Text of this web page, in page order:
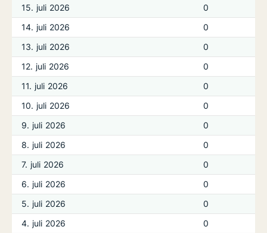
15. juli 2026
0
14. juli 2026
0
13. juli 2026
0
12. juli 2026
0
11. juli 2026
0
10. juli 2026
0
9. juli 2026
0
8. juli 2026
0
7. juli 2026
0
6. juli 2026
0
5. juli 2026
0
4. juli 2026
0